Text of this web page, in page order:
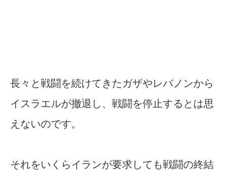
長々と戦闘を続けてきたガザやレバノンから
イスラエルが撤退し、戦闘を停止するとは思
えないのです。
それをいくらイランが要求しても戦闘の終結